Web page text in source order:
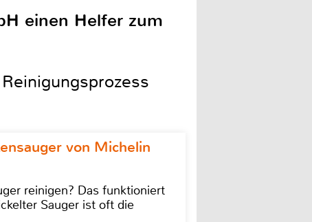
einen Helfer zum
von Michelin
reinigen? Das funktioniert
Sauger ist oft die